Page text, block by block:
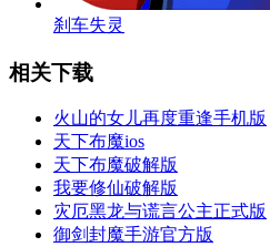
刹车失灵
相关下载
火山的女儿再度重逢手机版
天下布魔ios
天下布魔破解版
我要修仙破解版
灾厄黑龙与谎言公主正式版
御剑封魔手游官方版